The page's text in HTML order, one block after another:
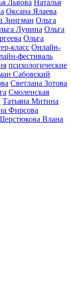
Львова Наталья
Оксана Ялаева
Зингман Ольга
Лунина Ольга
Ольга
класс Онлайн-
фестиваль
психологические
Сабовский
Светлана Зотова
Смоленская
Татьяна Митина
Фирсова
Влана